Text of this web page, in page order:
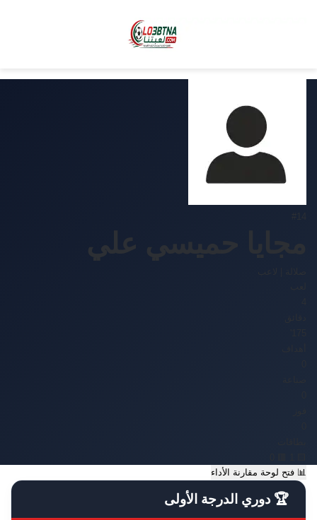
مجايا حميسي علي
📊 فتح لوحة مقارنة الأداء
🏆 دوري الدرجة الأولى